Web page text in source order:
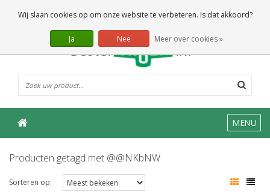
0 Artikelen
MENU
Producten getagd met @@NKbNW
Sorteren op:
Wij slaan cookies op om onze website te verbeteren. Is dat akkoord?
Ja Nee Meer over cookies »